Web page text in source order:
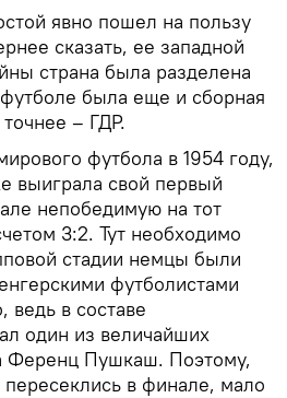
явно пошел на пользу
сказать, ее западной
страна была разделена
была еще и сборная
– ГДР.
футбола в 1954 году,
выиграла свой первый
непобедимую на тот
3:2. Тут необходимо
стадии немцы были
футболистами
ведь в составе
один из величайших
Ференц Пушкаш. Поэтому,
в финале, мало